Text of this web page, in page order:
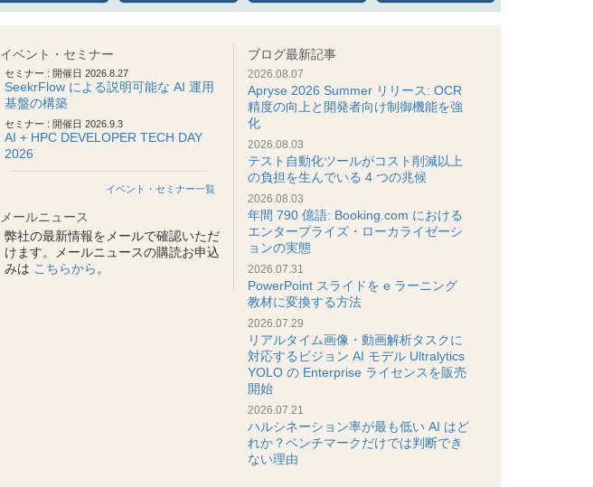
イベント・セミナー
セミナー : 開催日 2026.8.27
SeekrFlow による説明可能な AI 運用
基盤の構築
セミナー : 開催日 2026.9.3
AI + HPC DEVELOPER TECH DAY
2026
イベント・セミナー一覧
メールニュース
弊社の最新情報をメールで確認いただ
けます。メールニュースの購読お申込
みは こちらから 。
ブログ最新記事
2026.08.07
Apryse 2026 Summer リリース: OCR
精度の向上と開発者向け制御機能を強
化
2026.08.03
テスト自動化ツールがコスト削減以上
の負担を生んでいる 4 つの兆候
2026.08.03
年間 790 億語: Booking.com における
エンタープライズ・ローカライゼーシ
ョンの実態
2026.07.31
PowerPoint スライドを e ラーニング
教材に変換する方法
2026.07.29
リアルタイム画像・動画解析タスクに
対応するビジョン AI モデル Ultralytics
YOLO の Enterprise ライセンスを販売
開始
2026.07.21
ハルシネーション率が最も低い AI はど
れか？ベンチマークだけでは判断でき
ない理由